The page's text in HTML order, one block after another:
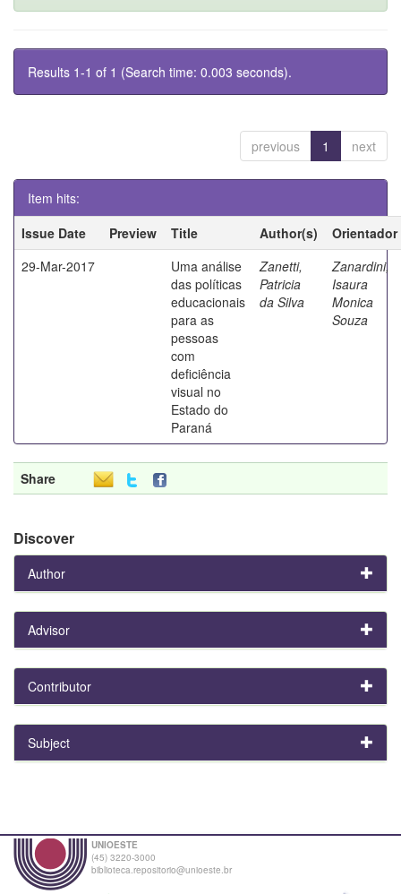
Results 1-1 of 1 (Search time: 0.003 seconds).
previous 1 next
Item hits:
Issue Date
Preview Title Author(s)
Orientador
29-Mar-2017
Uma análise
das políticas
educacionais
para as
pessoas
com
deficiência
visual no
Estado do
Paraná
Zanetti,
Patricia
da Silva
Zanardini,
Isaura
Monica
Souza
Share
Discover
Author
Advisor
Contributor
Subject
UNIOESTE
(45) 3220-3000
biblioteca.repositorio@unioeste.br